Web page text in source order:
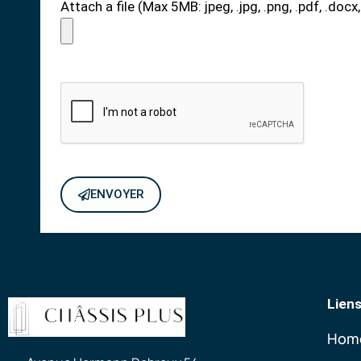
Attach a file (Max 5MB: jpeg, .jpg, .png, .pdf,
ENVOYER